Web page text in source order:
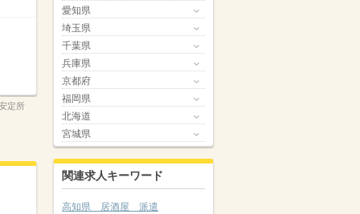
定所
愛知県
埼玉県
千葉県
兵庫県
京都府
福岡県
北海道
宮城県
関連求人キーワード
高知県 居酒屋 派遣